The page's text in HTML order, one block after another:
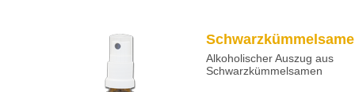
Alkoholischer Auszug aus
Schwarzkümmelsamen